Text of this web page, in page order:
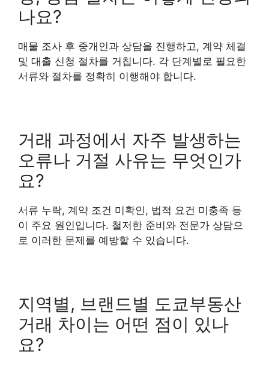
나요?
매물 조사 후 중개인과 상담을 진행하고, 계약 체결
및 대출 신청 절차를 거칩니다. 각 단계별로 필요한
서류와 절차를 정확히 이행해야 합니다.
거래 과정에서 자주 발생하는
오류나 거절 사유는 무엇인가
요?
서류 누락, 계약 조건 미확인, 법적 요건 미충족 등
이 주요 원인입니다. 철저한 준비와 전문가 상담으
로 이러한 문제를 예방할 수 있습니다.
지역별, 브랜드별 도쿄부동산
거래 차이는 어떤 점이 있나
요?